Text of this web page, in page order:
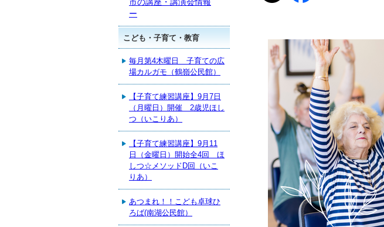
市の講座・講演会情報
ー
こども・子育て・教育
毎月第4木曜日 子育ての広
場カルガモ（鶴嶺公民館）
【子育て練習講座】9月7日
（月曜日）開催 2歳児ほし
つ（いこりあ）
【子育て練習講座】9月11
日（金曜日）開始全4回 ほ
しつ☆メソッドD回（いこ
りあ）
あつまれ！！こども卓球ひ
ろば(南湖公民館）